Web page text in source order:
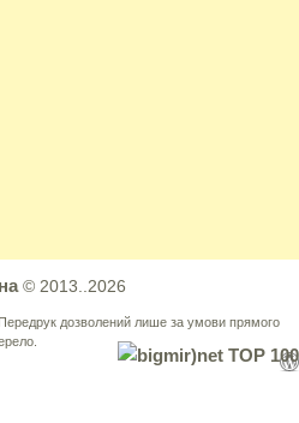
© 2013..2026
Передрук дозволений лише за умови прямого